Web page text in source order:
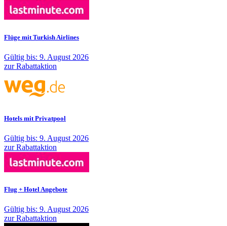
Flüge mit Turkish Airlines
Gültig bis: 9. August 2026
zur Rabattaktion
Hotels mit Privatpool
Gültig bis: 9. August 2026
zur Rabattaktion
Flug + Hotel Angebote
Gültig bis: 9. August 2026
zur Rabattaktion